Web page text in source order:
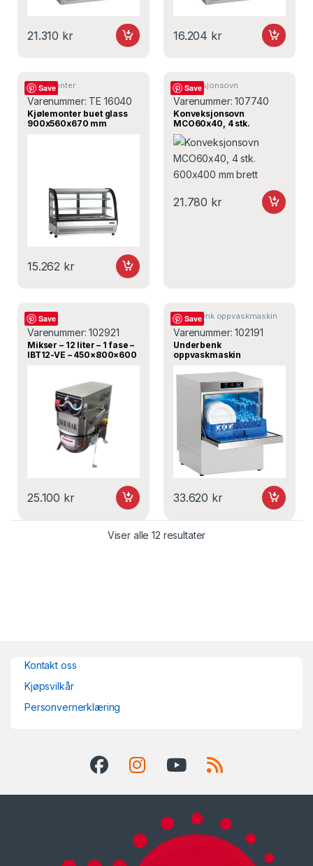
21.310 kr 16.204 kr
Save
Kjølemonter
Varenummer: TE 16040
Kjølemonter buet glass
900x560x670 mm
15.262 kr
Save
Konveksjonsovn
Varenummer:107740
Konveksjonsovn
MCO60x40, 4 stk.
600×400 mm brett
21.780 kr
Save
Mikser
Varenummer:102921
Mikser – 12 liter – 1 fase –
IBT12-VE – 450×800×600
25.100 kr
Save
Underbenk oppvaskmaskin
Varenummer:102191
Underbenk
oppvaskmaskin
595×640×830 mm – Øzti
33.620 kr
Viser alle 12 resultater
Kontakt oss
Kjøpsvilkår
Personvernerklæring